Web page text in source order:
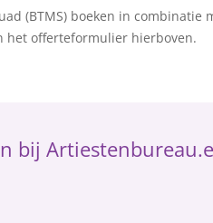
(BTMS) boeken in combinatie
het offerteformulier hierboven.
bij